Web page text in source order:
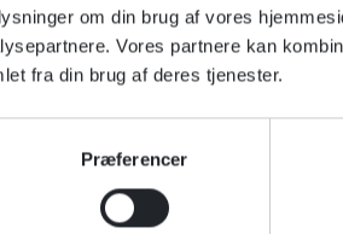
om din brug af vores
Vores partnere kan
fra din brug af deres tjenester.
Præferencer
direktør i Altiden, ser frem til
med Rudersdal Kommune om at
ældre og de kommende generationer stiller